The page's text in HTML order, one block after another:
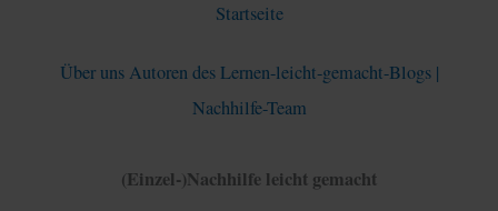
Startseite
Über uns Autoren des Lernen-leicht-gemacht-Blogs |
Nachhilfe-Team
(Einzel-)Nachhilfe leicht gemacht